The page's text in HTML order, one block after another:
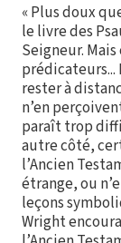
« Plus doux
le livre des
Seigneur.
rester à
n’en
paraît trop
autre côté,
l’Ancien
étrange, ou
leçons
Wright